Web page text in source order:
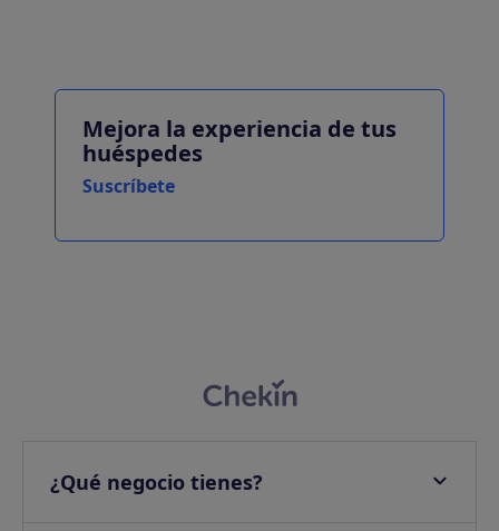
Mejora la experiencia de tus
huéspedes
Suscríbete
¿Qué negocio tienes?